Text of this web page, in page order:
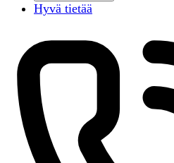
Hyvä tietää